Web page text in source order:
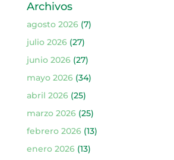
Archivos
agosto 2026(7)
julio 2026(27)
junio 2026(27)
mayo 2026(34)
abril 2026(25)
marzo 2026(25)
febrero 2026(13)
enero 2026(13)